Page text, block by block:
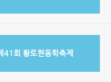
41회 황토현동학축제